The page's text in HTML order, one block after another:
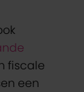
fiscale
een